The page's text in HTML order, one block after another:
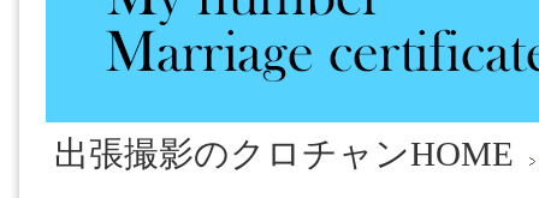
出張撮影のクロチャンHOME